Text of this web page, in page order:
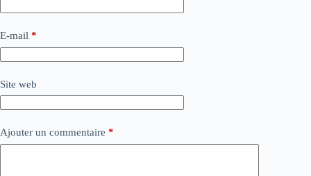
E-mail *
Site web
Ajouter un commentaire *